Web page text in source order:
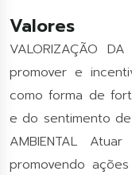
Valores
VALORIZAÇÃO DA
promover e
como forma de
e do sentimento de
AMBIENTAL
promovendo